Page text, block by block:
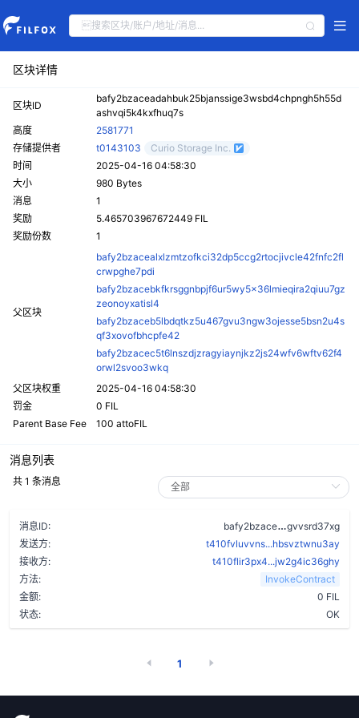
区块详情
区块ID
bafy2bzaceadahbuk25bjanssige3wsbd4chpngh5h55d
ashvqi5k4kxfhuq7s
高度
2581771
存储提供者
t0143103
Curio Storage Inc.
时间
2025-04-16 04:58:30
大小
980 Bytes
消息
1
奖励
5.465703967672449 FIL
奖励份数
1
父区块
bafy2bzacealxlzmtzofkci32dp5ccg2rtocjivcle42fnfc2fl
crwpghe7pdi
bafy2bzacebkfkrsggnbpjf6ur5wy5x36lmieqira2qiuu7gz
zeonoyxatisl4
bafy2bzaceb5lbdqtkz5u467gvu3ngw3ojesse5bsn2u4s
qf3xovofbhcpfe42
bafy2bzacec5t6lnszdjzragyiaynjkz2js24wfv6wftv62f4
orwl2svoo3wkq
父区块权重
2025-04-16 04:58:30
罚金
0 FIL
Parent Base Fee
100 attoFIL
消息列表
共 1 条消息
消息ID: bafy2bzace
gvvsrd37xg
发送方:
t410fvluvvns...hbsvztwnu3ay
接收方:
t410flir3px4...jw2g4ic36ghy
方法:
InvokeContract
金额:
0 FIL
状态:
OK
1